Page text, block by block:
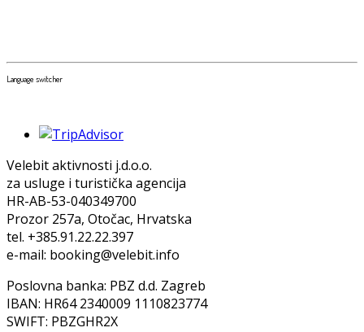
Language switcher
Velebit aktivnosti j.d.o.o.
za usluge i turistička agencija
HR-AB-53-040349700
Prozor 257a, Otočac, Hrvatska
tel. +385.91.22.22.397
e-mail: booking@velebit.info
Poslovna banka: PBZ d.d. Zagreb
IBAN: HR64 2340009 1110823774
SWIFT: PBZGHR2X